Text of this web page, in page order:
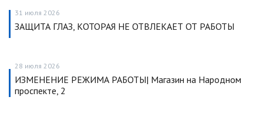
31 июля 2026
ЗАЩИТА ГЛАЗ, КОТОРАЯ НЕ ОТВЛЕКАЕТ ОТ РАБОТЫ
28 июля 2026
ИЗМЕНЕНИЕ РЕЖИМА РАБОТЫ| Магазин на Народном
проспекте, 2